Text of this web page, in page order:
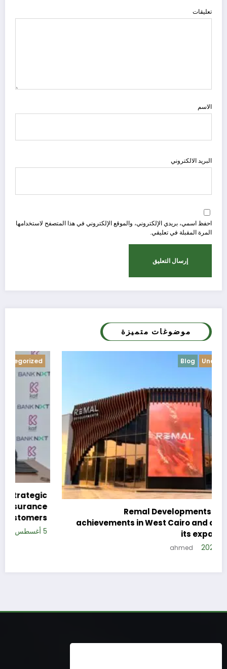
تعليقات
الاسم
البريد الالكتروني
احفظ اسمي، بريدي الإلكتروني، والموقع الإلكتروني في هذا المتصفح لاستخدامها
المرة المقبلة في تعليقي.
موضوغات متميزة
Uncategorized
Remal Developments reveals its
achievements in West Cairo and announces
its expansion plan
5 أغسطس، 2026